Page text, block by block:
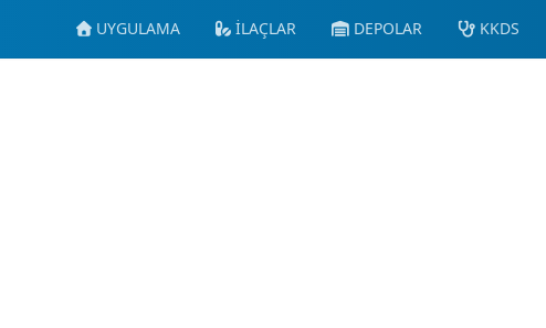
UYGULAMA İLAÇLAR DEPOLAR KKDS